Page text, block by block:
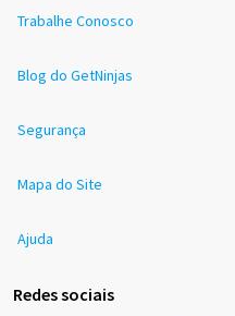
Trabalhe Conosco
Blog do GetNinjas
Segurança
Mapa do Site
Ajuda
Redes sociais